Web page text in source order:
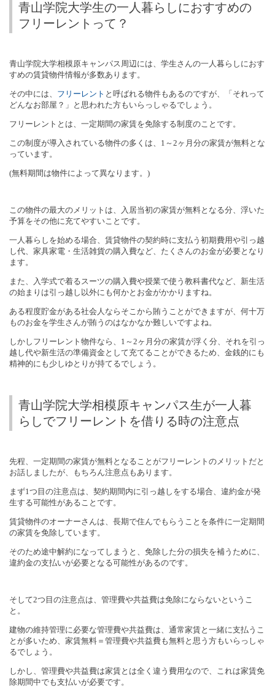
青山学院大学生の一人暮らしにおすすめの
フリーレントって？
青山学院大学相模原キャンパス周辺には、学生さんの一人暮らしにおす
すめの賃貸物件情報が多数あります。
その中には、 フリーレント と呼ばれる物件もあるのですが、「それって
どんなお部屋？」と思われた方もいらっしゃるでしょう。
フリーレントとは、一定期間の家賃を免除する制度のことです。
この制度が導入されている物件の多くは、 1 ～ 2ヶ月分の家賃が無料とな
っています。
(無料期間は物件によって異なります。 )
この物件の最大のメリットは、入居当初の家賃が無料となる分、浮いた
予算をその他に充てやすいことです。
一人暮らしを始める場合、賃貸物件の契約時に支払う初期費用や引っ越
し代、家具家電・生活雑貨の購入費など、たくさんのお金が必要となり
ます。
また、入学式で着るスーツの購入費や授業で使う教科書代など、新生活
の始まりは引っ越し以外にも何かとお金がかかりますね。
ある程度貯金がある社会人ならそこから賄うことができますが、何十万
ものお金を学生さんが賄うのはなかなか難しいですよね。
しかしフリーレント物件なら、 1 ～ 2ヶ月分の家賃が浮く分、それを引っ
越し代や新生活の準備資金として充てることができるため、金銭的にも
精神的にも少しゆとりが持てるでしょう。
青山学院大学相模原キャンパス生が一人暮
らしでフリーレントを借りる時の注意点
先程、一定期間の家賃が無料となることがフリーレントのメリットだと
お話しましたが、もちろん注意点もあります。
まず1つ目の注意点は、契約期間内に引っ越しをする場合、違約金が発
生する可能性があることです。
賃貸物件のオーナーさんは、長期で住んでもらうことを条件に一定期間
の家賃を免除しています。
そのため途中解約になってしまうと、免除した分の損失を補うために、
違約金の支払いが必要となる可能性があるのです。
そして2つ目の注意点は、管理費や共益費は免除にならないというこ
と。
建物の維持管理に必要な管理費や共益費は、通常家賃と一緒に支払うこ
とが多いため、家賃無料＝管理費や共益費も無料と思う方もいらっしゃ
るでしょう。
しかし、管理費や共益費は家賃とは全く違う費用なので、これは家賃免
除期間中でも支払いが必要です。